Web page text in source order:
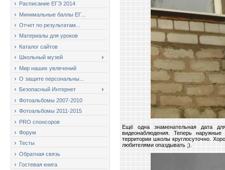
Расписание ЕГЭ 2014
Минимальные баллы ЕГ...
Отчет по результатам...
Материалы для уроков
Каталог сайтов
Школьный музей
Мир наших увлечений
О защите персональны...
Безопасный Интернет
Фотоальбомы 2007-2010
Фотоальбомы 2011-2015
PRO спонсоров
Форум
Тесты
Обратная связь
Гостевая книга
Ещё одна знаменательная дата
видеонаблюдения. Теперь
территории школы круглосуточно.
любителями опаздывать ;).